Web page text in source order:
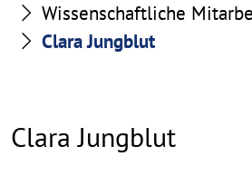
Wissenschaftliche
Clara Jungblut
Clara Jungblut